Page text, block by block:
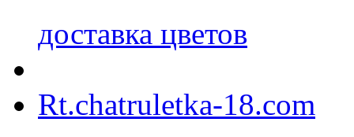
доставка цветов
Rt.chatruletka-18.com